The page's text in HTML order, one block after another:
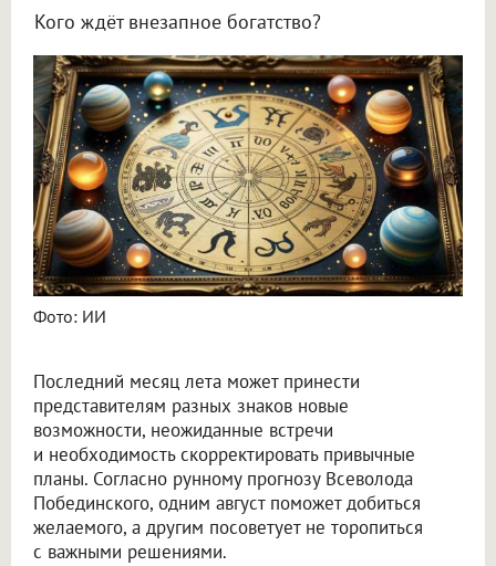
Кого ждёт внезапное богатство?
Фото: ИИ
Последний месяц лета может принести
представителям разных знаков новые
возможности, неожиданные встречи
и необходимость скорректировать привычные
планы. Согласно рунному прогнозу Всеволода
Побединского, одним август поможет добиться
желаемого, а другим посоветует не торопиться
с важными решениями.